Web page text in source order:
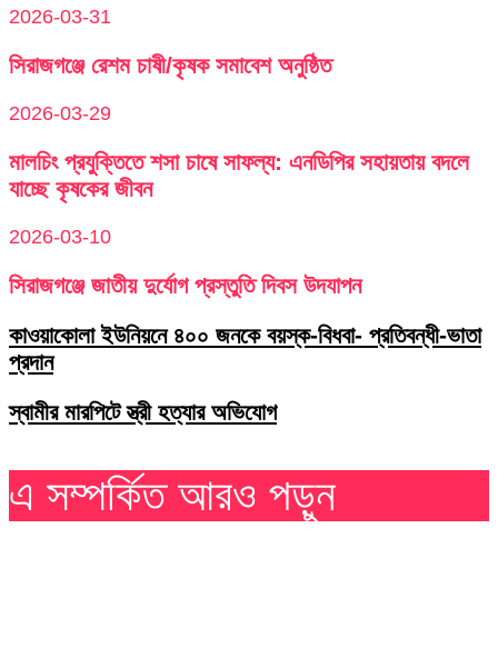
2026-03-31
সিরাজগঞ্জে রেশম চাষী/কৃষক সমাবেশ অনুষ্ঠিত
2026-03-29
মালচিং প্রযুক্তিতে শসা চাষে সাফল্য: এনডিপির সহায়তায় বদলে
যাচ্ছে কৃষকের জীবন
2026-03-10
সিরাজগঞ্জে জাতীয় দুর্যোগ প্রস্তুতি দিবস উদযাপন
কাওয়াকোলা ইউনিয়নে ৪০০ জনকে বয়স্ক-বিধবা- প্রতিবন্ধী-ভাতা
প্রদান
স্বামীর মারপিটে স্ত্রী হত্যার অভিযোগ
এ সম্পর্কিত আরও পড়ুন